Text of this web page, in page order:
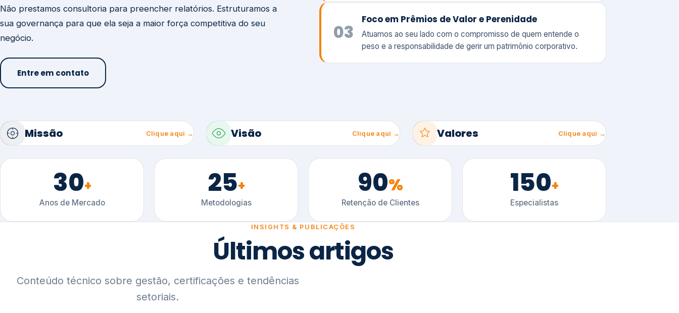
Entre em contato
Missão
30+
Anos de Mercado
25+
Metodologias
90%
Retenção de Clientes
150+
INSIGHTS & PUBLICAÇÕES
Últimos artigos
Conteúdo técnico sobre gestão, certificações e tendências